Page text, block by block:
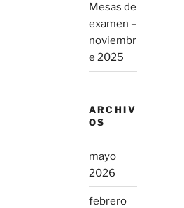
Mesas de
examen –
noviembr
e 2025
ARCHIV
OS
mayo
2026
febrero